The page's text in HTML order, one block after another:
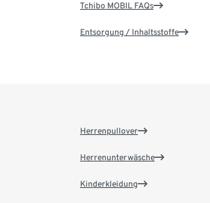
Tchibo MOBIL FAQs
Entsorgung / Inhaltsstoffe
Herrenpullover
Herrenunterwäsche
Kinderkleidung